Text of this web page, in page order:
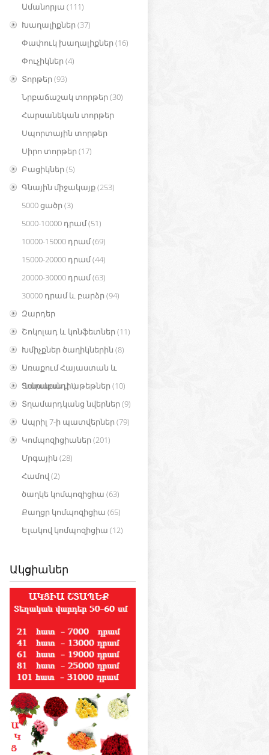
Ամանորյա (111)
Խաղալիքներ (37)
Փափուկ խաղալիքներ (16)
Փուչիկներ (4)
Տորթեր (93)
Նրբաճաշակ տորթեր (30)
Հարսանեկան տորթեր
Սպորտային տորթեր
Սիրո տորթեր (17)
Բացիկներ (5)
Գնային միջակայք(253)
5000 ցածր (3)
5000-10000 դրամ(51)
10000-15000 դրամ(69)
15000-20000 դրամ(44)
20000-30000 դրամ(63)
30000 դրամ և բարձր (94)
Զարդեր
Շոկոլադ և կոնֆետներ (11)
Խմիչքներ ծաղիկներին (8)
Առաքում Հայաստան և
Ղարաբաղ(1)
Տոնական փաթեթներ (10)
Տղամարդկանց նվերներ (9)
Ապրիլ 7-ի պատվերներ (79)
Կոմպոզիցիաներ (201)
Մրգային (28)
Համով (2)
ծաղկե կոմպոզիցիա (63)
Քաղցր կոմպոզիցիա (65)
Ելակով կոմպոզիցիա (12)
Ակցիաներ